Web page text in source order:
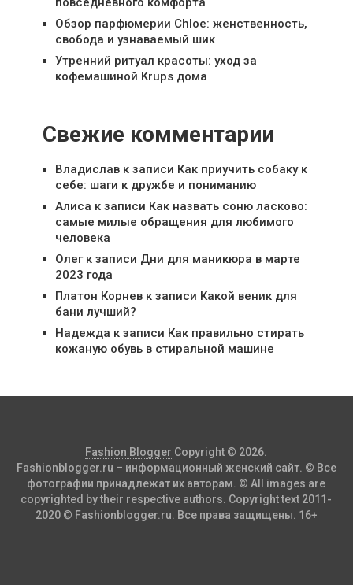
Обзор парфюмерии Chloe: женственность,
свобода и узнаваемый шик
Утренний ритуал красоты: уход за
кофемашиной Krups дома
Свежие комментарии
Владиславк записи Как приучить собаку к
себе: шаги к дружбе и пониманию
Алиса к записи Как назвать соню ласково:
самые милые обращения для любимого
человека
Олегк записи Дни для маникюра в марте
2023 года
Платон Корневк записи Какой веник для
бани лучший?
Надежда к записи Как правильно стирать
кожаную обувь в стиральной машине
Fashion Blogger Copyright © 2026.
Fashionblogger.ru – информационный женский сайт. © Все
фотографии принадлежат их авторам. © All images are
copyrighted by their respective authors. Copyright text 2011-
2020 © Fashionblogger.ru. Все права защищены. 16+